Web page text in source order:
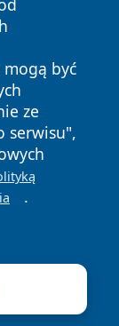
mogą być
ze
serwisu",
.
zastrzeżone.
Polityka
Cookies